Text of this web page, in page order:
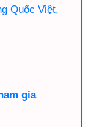
Quốc Việt,
gia